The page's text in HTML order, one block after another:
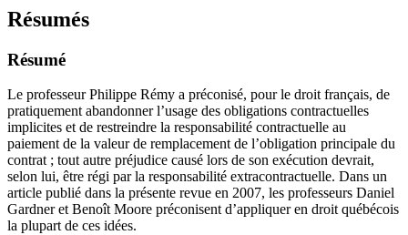
Résumés
Résumé
Le professeur Philippe Rémy a préconisé, pour le droit français, de
pratiquement abandonner l’usage des obligations contractuelles
implicites et de restreindre la responsabilité contractuelle au
paiement de la valeur de remplacement de l’obligation principale du
contrat ; tout autre préjudice causé lors de son exécution devrait,
selon lui, être régi par la responsabilité extracontractuelle. Dans un
article publié dans la présente revue en 2007, les professeurs Daniel
Gardner et Benoît Moore préconisent d’appliquer en droit québécois
la plupart de ces idées.